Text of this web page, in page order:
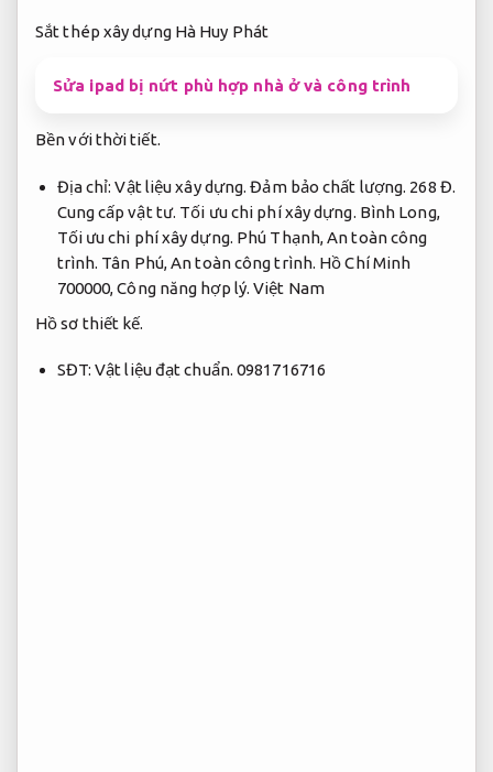
Sắt thép xây dựng Hà Huy Phát
Sửa ipad bị nứt phù hợp nhà ở và công trình
Bền với thời tiết.
Địa chỉ:Vật liệu xây dựng. Đảm bảo chất lượng. 268 Đ.
Cung cấp vật tư. Tối ưu chi phí xây dựng. Bình Long,
Tối ưu chi phí xây dựng. Phú Thạnh,An toàn công
trình. Tân Phú,An toàn công trình. Hồ Chí Minh
700000,Công năng hợp lý. Việt Nam
Hồ sơ thiết kế.
SĐT: Vật liệu đạt chuẩn. 0981716716